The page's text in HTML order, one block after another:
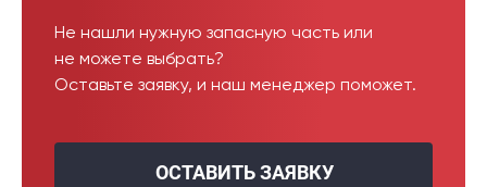
Не нашли нужную запасную часть или
не можете выбрать?
Оставьте заявку, и наш менеджер поможет.
ОСТАВИТЬ ЗАЯВКУ